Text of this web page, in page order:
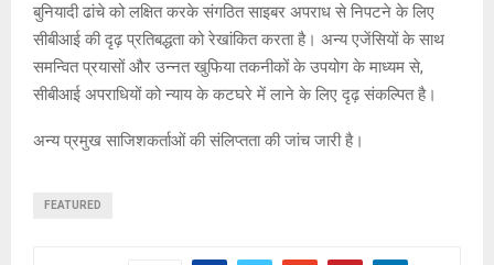
बुनियादी ढांचे को लक्षित करके संगठित साइबर अपराध से निपटने के लिए
सीबीआई की दृढ़ प्रतिबद्धता को रेखांकित करता है। अन्य एजेंसियों के साथ
समन्वित प्रयासों और उन्नत खुफिया तकनीकों के उपयोग के माध्यम से,
सीबीआई अपराधियों को न्याय के कटघरे में लाने के लिए दृढ़ संकल्पित है।
अन्य प्रमुख साजिशकर्ताओं की संलिप्तता की जांच जारी है।
FEATURED